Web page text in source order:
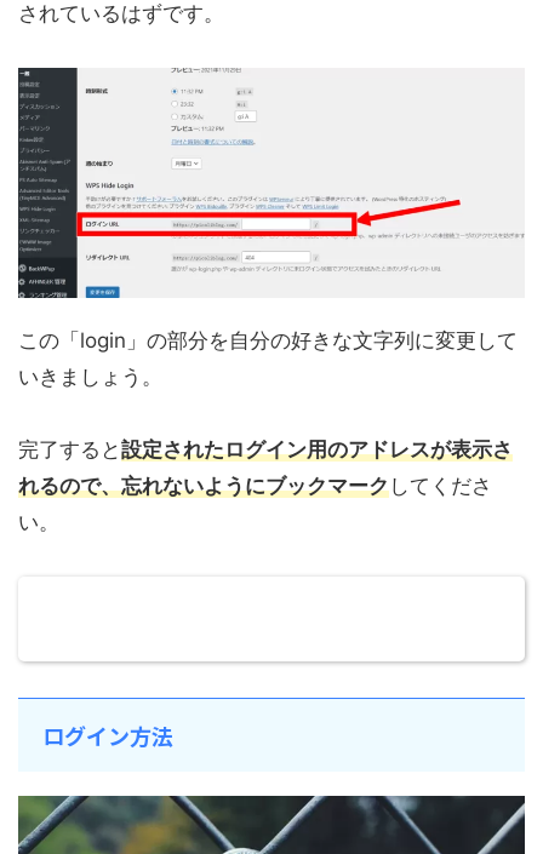
されているはずです。
この「login」の部分を自分の好きな文字列に変更して
いきましょう。
完了すると設定されたログイン用のアドレスが表示さ
れるので、忘れないようにブックマークしてくださ
い。
ログイン方法